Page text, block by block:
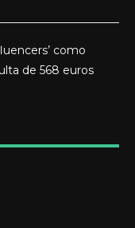
como
de 568 euros